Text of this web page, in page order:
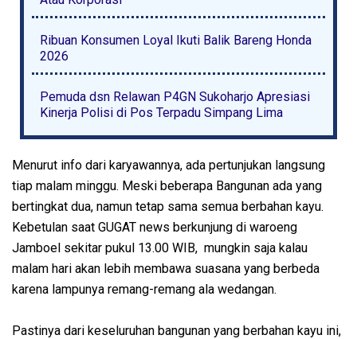
Ribuan Konsumen Loyal Ikuti Balik Bareng Honda
2026
Pemuda dsn Relawan P4GN Sukoharjo Apresiasi
Kinerja Polisi di Pos Terpadu Simpang Lima
Menurut info dari karyawannya, ada pertunjukan langsung
tiap malam minggu. Meski beberapa Bangunan ada yang
bertingkat dua, namun tetap sama semua berbahan kayu.
Kebetulan saat GUGAT news berkunjung di waroeng
Jamboel sekitar pukul 13.00 WIB, mungkin saja kalau
malam hari akan lebih membawa suasana yang berbeda
karena lampunya remang-remang ala wedangan.
Pastinya dari keseluruhan bangunan yang berbahan kayu ini,